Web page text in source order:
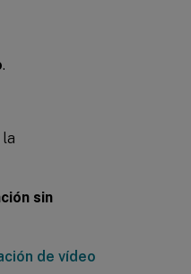
.
la
sin
de vídeo